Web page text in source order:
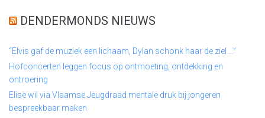
DENDERMONDS NIEUWS
“Elvis gaf de muziek een lichaam, Dylan schonk haar de ziel …”
Hofconcerten leggen focus op ontmoeting, ontdekking en
ontroering
Elise wil via Vlaamse Jeugdraad mentale druk bij jongeren
bespreekbaar maken